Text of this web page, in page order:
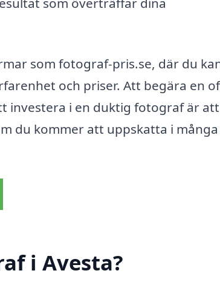
som fotograf-pris.se, där du
och priser. Att begära en
investera i en duktig fotograf är att
du kommer att uppskatta i
i Avesta?